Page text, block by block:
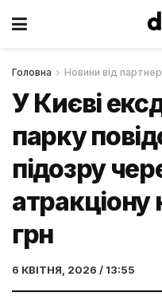
Головна Новини від
У Києві
парку
підозру
атракціону
грн
6 КВІТНЯ, 2026 / 13:55